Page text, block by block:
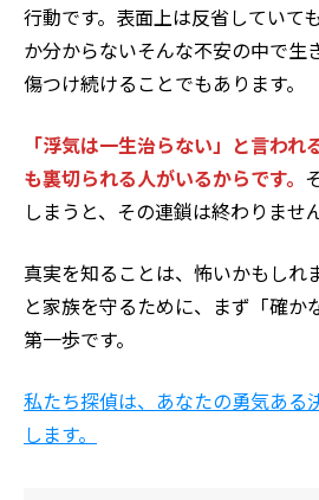
行動です。表面上は反省していて
か分からない――そんな不安の中で
傷つけ続けることでもあります。
「浮気は一生治らない」と言わ
も裏切られる人がいるからです。
しまうと、その連鎖は終わりませ
真実を知ることは、怖いかもしれ
と家族を守るために、まず「確か
第一歩です。
私たち探偵は、あなたの勇気ある
します。